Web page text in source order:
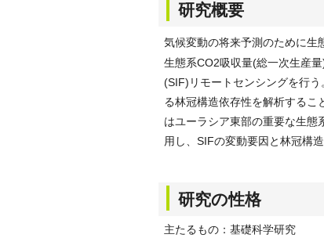
研究概要
気候変動の将来予測のために生
生態系CO2吸収量(総一次生産
(SIF)リモートセンシングを行
る林冠構造依存性を解析するこ
はユーラシア東部の重要な生態
用し、SIFの変動要因と林冠構
研究の性格
主たるもの：基礎科学研究